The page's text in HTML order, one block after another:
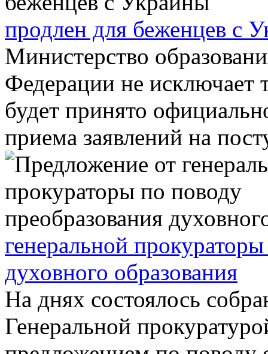
продлен для беженцев с
Министерство
Федерации не исключает
будет принято
приема заявлений на
генеральной
духовного образования
На днях состоялось
Генеральной